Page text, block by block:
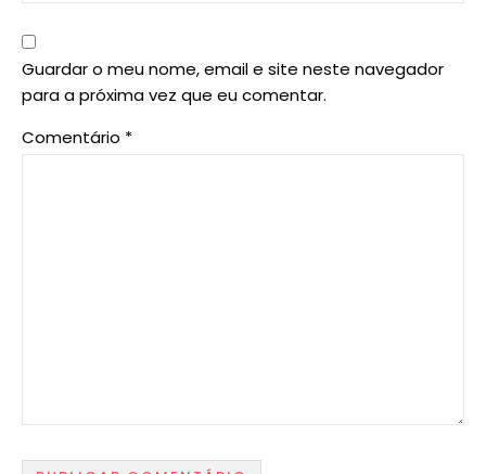
Guardar o meu nome, email e site neste navegador
para a próxima vez que eu comentar.
Comentário *